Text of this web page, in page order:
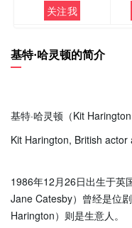
关注我
基特·哈灵顿的简介
基特·哈灵顿（Kit
Kit Harington, British actor
1986年12月26日出生于英
Jane Catesby）曾经是位
Harington）则是生意人。